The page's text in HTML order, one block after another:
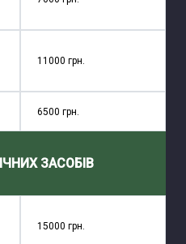
11000 грн.
6500 грн.
ЗАСОБІВ
15000 грн.